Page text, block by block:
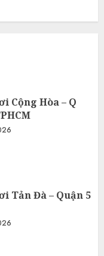
Cộng Hòa – Q
Tản Đà – Quận 5